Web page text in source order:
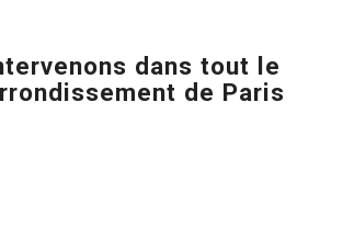
dans tout le
de Paris